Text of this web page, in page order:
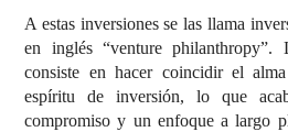
A estas inversiones se las llama
en inglés “venture philanthropy”.
consiste en hacer coincidir el
espíritu de inversión, lo que
compromiso y un enfoque a largo